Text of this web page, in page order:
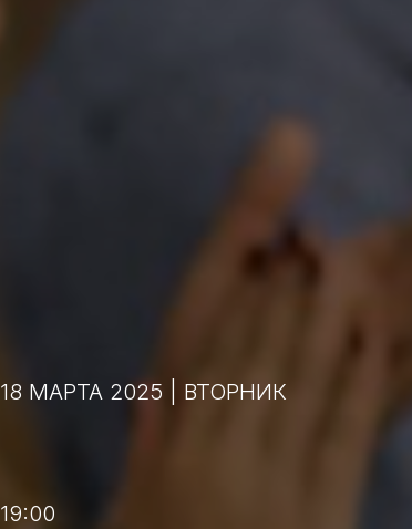
18 МАРТА 2025 | ВТОРНИК
19:00